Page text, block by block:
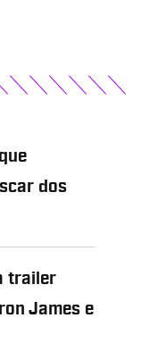
dos
trailer
James e